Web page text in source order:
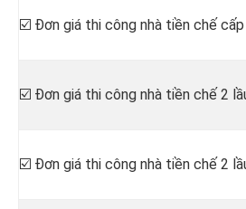
☑️ Đơn giá thi công nhà tiền chế
☑️ Đơn giá thi công nhà tiền chế 2
☑️ Đơn giá thi công nhà tiền chế 2